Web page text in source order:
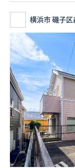
横浜市 磯子